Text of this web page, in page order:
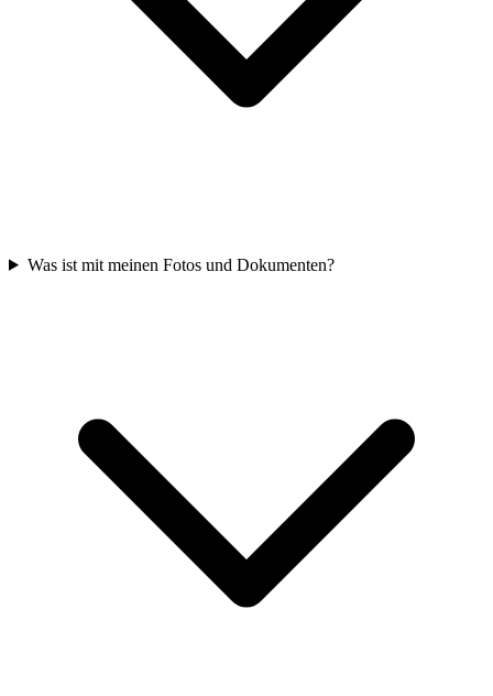
Was ist mit meinen Fotos und Dokumenten?